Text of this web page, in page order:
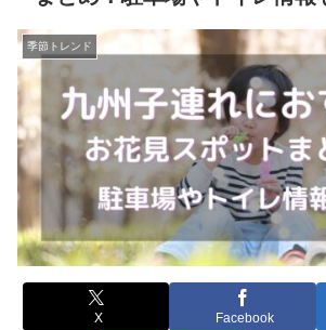
季節トレンド
X Facebook